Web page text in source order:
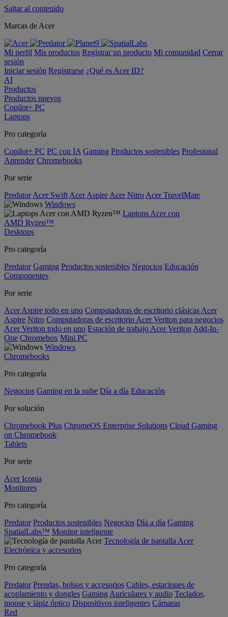
Saltar al contenido
Marcas de Acer
Mi perfil Mis productos Registrar un producto Mi comunidad Cerrar
sesión
Iniciar sesión Registrarse ¿Qué es Acer ID?
AI
Productos
Productos nuevos
Copilot+ PC
Laptops
Pro categoría
Copilot+ PC PC con IA Gaming Productos sostenibles Profesional
Aprender Chromebooks
Por serie
Predator Acer Swift Acer Aspire Acer Nitro Acer TravelMate
Windows
Laptops Acer con
AMD Ryzen™
Desktops
Pro categoría
Predator Gaming Productos sostenibles Negocios Educación
Componentes
Por serie
Acer Aspire todo en uno Computadoras de escritorio clásicas Acer
Aspire Nitro Computadoras de escritorio Acer Veriton para negocios
Acer Veriton todo en uno Estación de trabajo Acer Veriton Add-In-
One Chromebox Mini PC
Windows
Chromebooks
Pro categoría
Negocios Gaming en la nube Día a día Educación
Por solución
Chromebook Plus ChromeOS Enterprise Solutions Cloud Gaming
on Chromebook
Tablets
Por serie
Acer Iconia
Monitores
Pro categoría
Predator Productos sostenibles Negocios Día a día Gaming
SpatialLabs™ Monitor inteligente
Tecnología de pantalla Acer
Electrónica y accesorios
Pro categoría
Predator Prendas, bolsos y accesorios Cables, estaciones de
acoplamiento y dongles Gaming Auriculares y audio Teclados,
mouse y lápiz óptico Dispositivos inteligentes Cámaras
Red